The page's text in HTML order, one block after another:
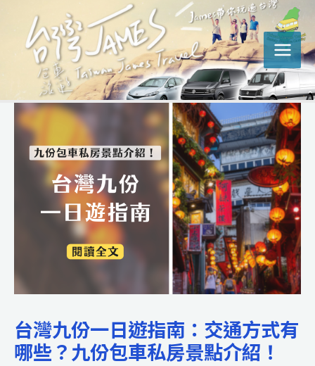
容
台灣九份一日遊指南：交通方式有
哪些？九份包車私房景點介紹！
navigation